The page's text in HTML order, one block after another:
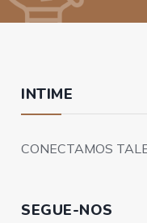
INTIME
CONECTAMOS
SEGUE-NOS